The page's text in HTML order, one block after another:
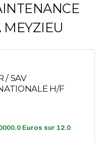
/ SAV
H/F
Euros sur 12.0